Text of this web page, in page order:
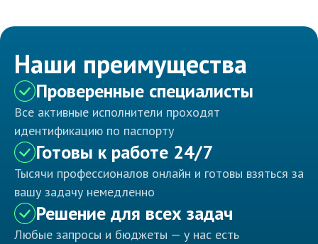
Наши преимущества
Проверенные специалисты
Все активные исполнители проходят
идентификацию по паспорту
Готовы к работе 24/7
Тысячи профессионалов онлайн и готовы взяться за
вашу задачу немедленно
Решение для всех задач
Любые запросы и бюджеты — у нас есть